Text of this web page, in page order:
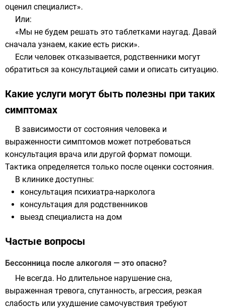
оценил специалист».
Или:
«Мы не будем решать это таблетками наугад. Давай
сначала узнаем, какие есть риски».
Если человек отказывается, родственники могут
обратиться за консультацией сами и описать ситуацию.
Какие услуги могут быть полезны при таких
симптомах
В зависимости от состояния человека и
выраженности симптомов может потребоваться
консультация врача или другой формат помощи.
Тактика определяется только после оценки состояния.
В клинике доступны:
консультация психиатра-нарколога
консультация для родственников
выезд специалиста на дом
Частые вопросы
Бессонница после алкоголя — это опасно?
Не всегда. Но длительное нарушение сна,
выраженная тревога, спутанность, агрессия, резкая
слабость или ухудшение самочувствия требуют